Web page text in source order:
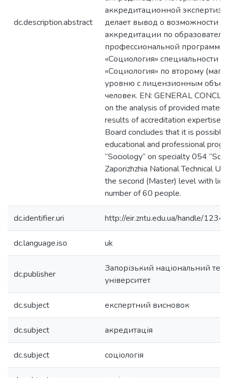
dc.description.abstract
аккредитационной
делает вывод о возможности
аккредитации по
профессиональной программе
«Социология» специальности
«Социология» по второму
уровню с лицензионным
человек. EN: GENERAL
on the analysis of provided
results of accreditation expertise
Board concludes that it is
educational and professional
“Sociology” on specialty 054
Zaporizhzhia National Technical
the second (Master) level with
number of 60 people.
dc.identifier.uri http://eir.zntu.edu.ua/handle/
dc.language.iso uk
dc.publisher
Запорізький національний
університет
dc.subject експертний висновок
dc.subject акредитація
dc.subject соціологія